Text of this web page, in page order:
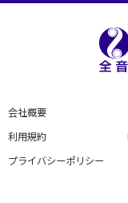
会社概要
利用規約
プライバシーポリシー